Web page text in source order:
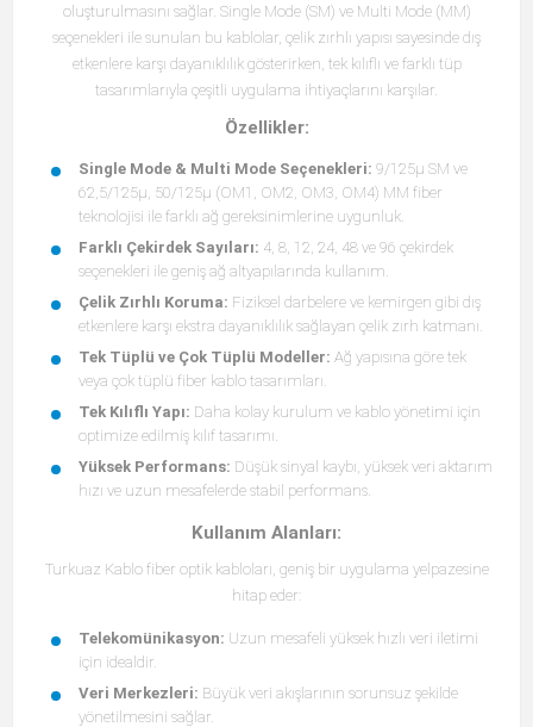
oluşturulmasını sağlar. Single Mode (SM) ve Multi Mode (MM)
seçenekleri ile sunulan bu kablolar, çelik zırhlı yapısı sayesinde dış
etkenlere karşı dayanıklılık gösterirken, tek kılıflı ve farklı tüp
tasarımlarıyla çeşitli uygulama ihtiyaçlarını karşılar.
Özellikler:
Single Mode & Multi Mode Seçenekleri: 9/125µ SM ve
62,5/125µ, 50/125µ (OM1, OM2, OM3, OM4) MM fiber
teknolojisi ile farklı ağ gereksinimlerine uygunluk.
Farklı Çekirdek Sayıları: 4, 8, 12, 24, 48 ve 96 çekirdek
seçenekleri ile geniş ağ altyapılarında kullanım.
Çelik Zırhlı Koruma: Fiziksel darbelere ve kemirgen gibi dış
etkenlere karşı ekstra dayanıklılık sağlayan çelik zırh katmanı.
Tek Tüplü ve Çok Tüplü Modeller: Ağ yapısına göre tek
veya çok tüplü fiber kablo tasarımları.
Tek Kılıflı Yapı: Daha kolay kurulum ve kablo yönetimi için
optimize edilmiş kılıf tasarımı.
Yüksek Performans: Düşük sinyal kaybı, yüksek veri aktarım
hızı ve uzun mesafelerde stabil performans.
Kullanım Alanları:
Turkuaz Kablo fiber optik kabloları, geniş bir uygulama yelpazesine
hitap eder:
Telekomünikasyon: Uzun mesafeli yüksek hızlı veri iletimi
için idealdir.
Veri Merkezleri: Büyük veri akışlarının sorunsuz şekilde
yönetilmesini sağlar.